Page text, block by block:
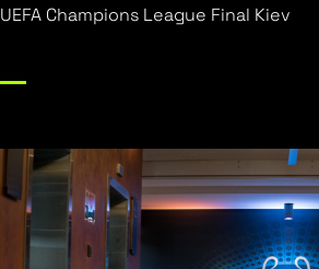
UEFA Champions League Final Kiev